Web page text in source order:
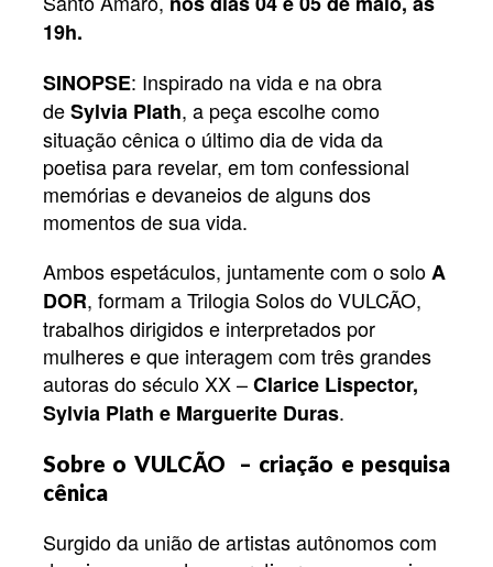
19h.
SINOPSE: Inspirado na vida e na obra
deSylvia Plath, a peça escolhe como
situação cênica o último dia de vida da
poetisa para revelar, em tom confessional
memórias e devaneios de alguns dos
momentos de sua vida.
Ambos espetáculos, juntamente com o soloA
DOR, formam a Trilogia Solos do VULCÃO,
trabalhos dirigidos e interpretados por
mulheres e que interagem com três grandes
autoras do século XX –Clarice Lispector,
Sylvia Plath e Marguerite Duras.
Sobre o VULCÃO – criação e pesquisa
cênica
Surgido da união de artistas autônomos com